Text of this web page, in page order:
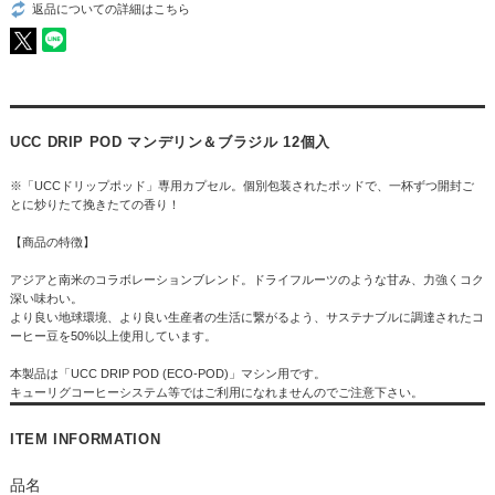
返品についての詳細はこちら
UCC DRIP POD マンデリン＆ブラジル 12個入
※「UCCドリップポッド」専用カプセル。個別包装されたポッドで、一杯ずつ開封ご
とに炒りたて挽きたての香り！
【商品の特徴】
アジアと南米のコラボレーションブレンド。ドライフルーツのような甘み、力強くコク
深い味わい。
より良い地球環境、より良い生産者の生活に繋がるよう、サステナブルに調達されたコ
ーヒー豆を50%以上使用しています。
本製品は「UCC DRIP POD (ECO-POD)」マシン用です。
キューリグコーヒーシステム等ではご利用になれませんのでご注意下さい。
ITEM INFORMATION
品名